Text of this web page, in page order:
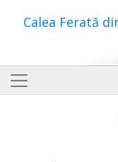
Calea Ferată